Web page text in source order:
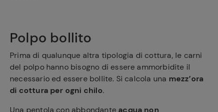
Polpo bollito
Prima di qualunque altra tipologia di cottura, le carni
del polpo hanno bisogno di essere ammorbidite il
necessario ed essere bollite. Si calcola una mezz’ora
di cottura per ogni chilo.
Una pentola con abbondante acqua non